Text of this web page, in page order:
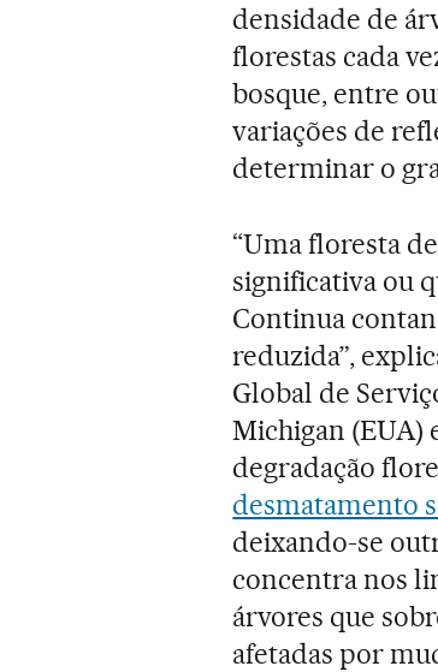
densidade de
florestas cada
bosque, entre
variações de
determinar o
“Uma floresta
significativa ou
Continua
reduzida”,
Global de
Michigan (EUA)
degradação
desmatamento
deixando-se
concentra nos
árvores que
afetadas por